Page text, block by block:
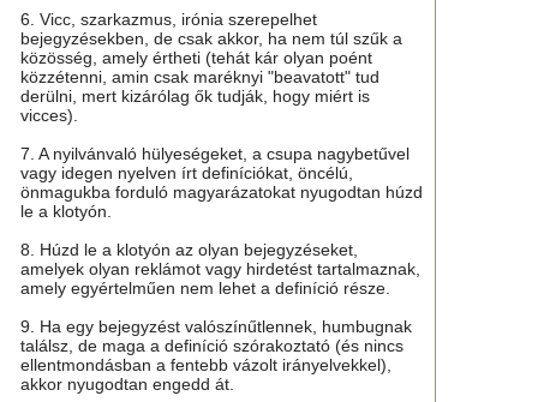
6. Vicc, szarkazmus, irónia szerepelhet
bejegyzésekben, de csak akkor, ha nem túl szűk a
közösség, amely értheti (tehát kár olyan poént
közzétenni, amin csak maréknyi "beavatott" tud
derülni, mert kizárólag ők tudják, hogy miért is
vicces).
7. A nyilvánvaló hülyeségeket, a csupa nagybetűvel
vagy idegen nyelven írt definíciókat, öncélú,
önmagukba forduló magyarázatokat nyugodtan húzd
le a klotyón.
8. Húzd le a klotyón az olyan bejegyzéseket,
amelyek olyan reklámot vagy hirdetést tartalmaznak,
amely egyértelműen nem lehet a definíció része.
9. Ha egy bejegyzést valószínűtlennek, humbugnak
találsz, de maga a definíció szórakoztató (és nincs
ellentmondásban a fentebb vázolt irányelvekkel),
akkor nyugodtan engedd át.